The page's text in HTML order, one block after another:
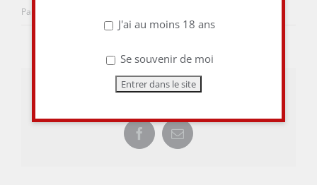
Par
Share This Story, Choose Your Platform!
FacebookEmail
J'ai au moins 18 ans
Se souvenir de moi